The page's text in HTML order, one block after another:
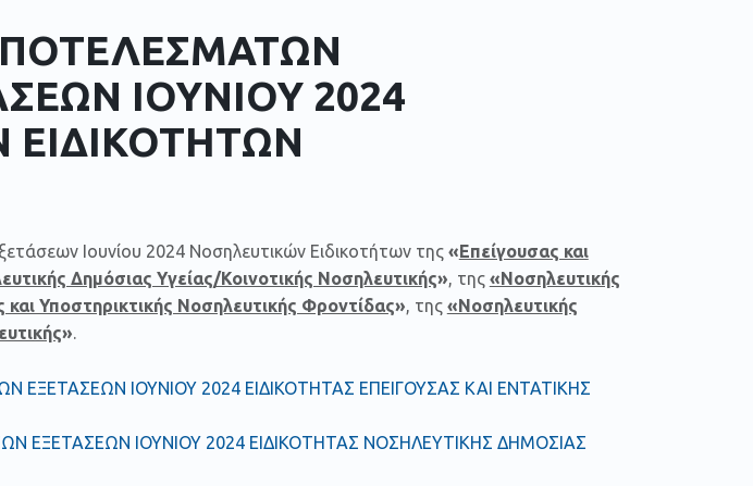
ΙΟΥΝΙΟΥ 2024
Ιουνίου 2024 Νοσηλευτικών Ειδικοτήτων της « Επείγουσας και
Δημόσιας Υγείας/Κοινοτικής Νοσηλευτικής», της «Νοσηλευτικής
και Υποστηρικτικής Νοσηλευτικής Φροντίδας», της «Νοσηλευτικής
».
ΙΟΥΝΙΟΥ 2024 ΕΙΔΙΚΟΤΗΤΑΣ ΕΠΕΙΓΟΥΣΑΣ ΚΑΙ ΕΝΤΑΤΙΚΗΣ
ΕΞΕΤΑΣΕΩΝ ΙΟΥΝΙΟΥ 2024 ΕΙΔΙΚΟΤΗΤΑΣ ΝΟΣΗΛΕΥΤΙΚΗΣ ΔΗΜΟΣΙΑΣ